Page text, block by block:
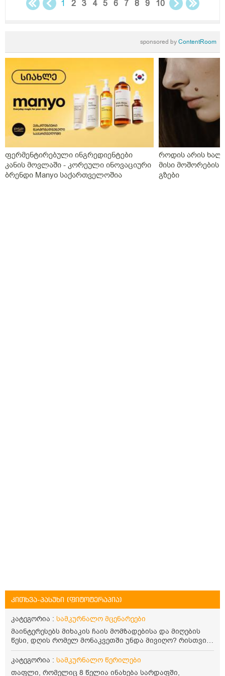
საღამოს სანთლის სახით საშოში,ნიუვიტი ორი თვე
დანიშნულება და ახალმა ექიმმა გამოუწერა სისხლის
გამათხელებელი,პოტრომბინი გაუსინჯა პირველ
რიგში რაც არ გაგვისინჯია ამ ხნის განმავლობაში და
ზღვარზე ქონდა ისე რომ ლაბორანტმა გვითხრა
საყურადღებოა თორემ მერე საპრობლემო
გახდებაო,და ისედაც თვენახევარში ერთხელ
გვნახულობდა ის ძველი ექიმი,ინდომეტაზონის
სანთელი ოცი დღე ძილის წინ,უტროჟესტანი
საღამოს,კურანტილი სისხლის გამათხელებელი,ახლა
აქვს თავის ტკივილები,სხვა ჩვენება არააქვს და ასე
გვგონია დ ვიტამია გამოიწვიაო მარა ვირუსიც
ქონდა,ვაგოსტაბილი თავის ტკივილისთვის,თქვენ რას
გვირჩევთ?როგორც გვითხარით ონლაინ ისე მიდის
ყველაფერი და ხალხს შეხება აქვთ პირდაპირ
1 2 3 4 5 6 7 8 9 10
sponsored byContentRoom
ფერმენტირებული ინგრედიენტები
კანის მოვლაში - კორეული ინოვაციური
ბრენდი Manyo საქართველოშია
როდის არის
მისი მოშორების
გზები
კითხვა-პასუხი (ფიტოტერაპია)
კატეგორია : სამკურნალო მცენარეები
მაინტერესებს მიხაკის ჩაის მომზადებისა და მიღების
წესი, დღის რომელ მონაკვეთში უნდა მივიღო? რისთვის
არის სასარგებლო და უკუჩვენება თუ აქვს
კატეგორია : სამკურნალო წერილები
თაფლი, რომელიც 8 წელია ინახება სარდაფში,